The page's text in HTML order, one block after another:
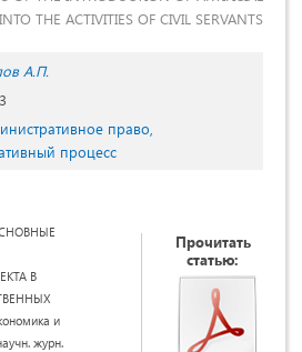
THE ACTIVITIES OF CIVIL SERVANTS
А.П.
право,
процесс
В
и
журн.
Прочитать
статью: